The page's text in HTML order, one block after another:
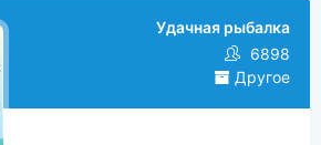
Удачная рыбалка
6898
Другое